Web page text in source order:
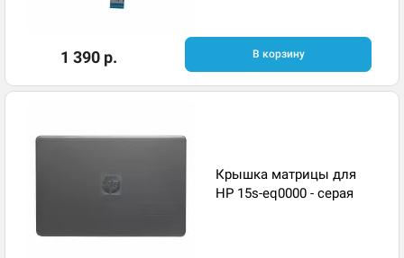
1 390 р. В корзину
Крышка матрицы для
HP 15s-eq0000 - серая